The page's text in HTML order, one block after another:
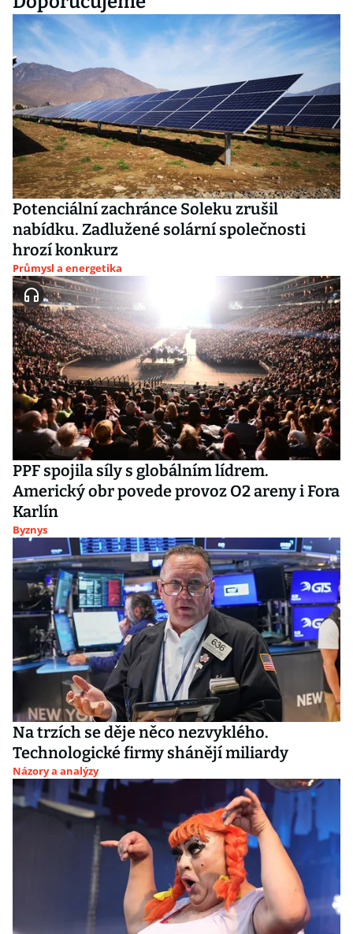
Potenciální zachránce Soleku zrušil
nabídku. Zadlužené solární společnosti
hrozí konkurz
Průmysl a energetika
PPF spojila síly s globálním lídrem.
Americký obr povede provoz O2 areny i Fora
Karlín
Byznys
Na trzích se děje něco nezvyklého.
Technologické firmy shánějí miliardy
Názory a analýzy